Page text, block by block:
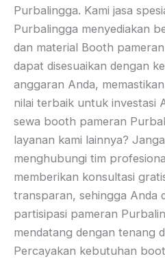
Purbalingga. Kami jasa
Purbalingga menyediakan
dan material Booth
dapat disesuaikan dengan
anggaran Anda,
nilai terbaik untuk investasi
sewa booth pameran
layanan kami lainnya?
menghubungi tim
memberikan konsultasi
transparan, sehingga Anda
partisipasi pameran
mendatang dengan tenang
Percayakan kebutuhan